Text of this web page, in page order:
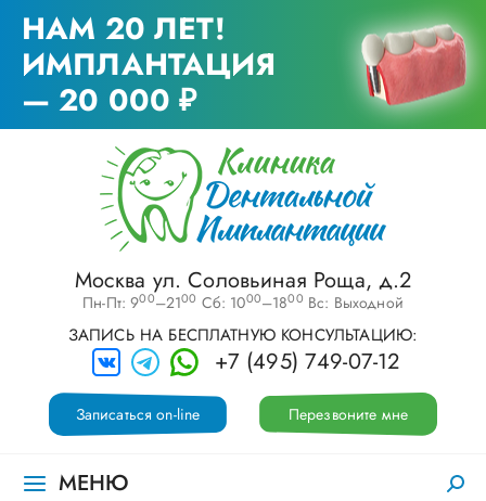
НАМ 20 ЛЕТ!
ИМПЛАНТАЦИЯ
— 20 000 ₽
Москва ул. Соловьиная Роща, д.2
Пн-Пт: 900–2100 Сб: 1000–1800 Вс: Выходной
ЗАПИСЬ НА БЕСПЛАТНУЮ КОНСУЛЬТАЦИЮ:
+7 (495) 749-07-12
Перезвоните мне
Записаться on-line
МЕНЮ